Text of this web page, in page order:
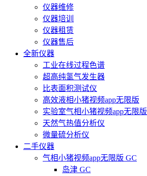
仪器维修
仪器培训
仪器租赁
仪器售后
全新仪器
工业在线过程色谱
超高纯氢气发生器
比表面积测试仪
高效液相小猪视频app无限版
实验室气相小猪视频app无限版
天然气热值分析仪
微量硫分析仪
二手仪器
气相小猪视频app无限版 GC
岛津 GC